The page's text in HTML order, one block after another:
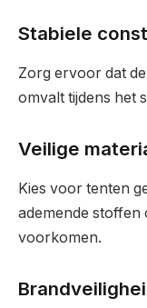
Stabiele
Zorg ervoor dat
omvalt tijdens het
Veilige
Kies voor tenten
ademende stoffen
voorkomen.